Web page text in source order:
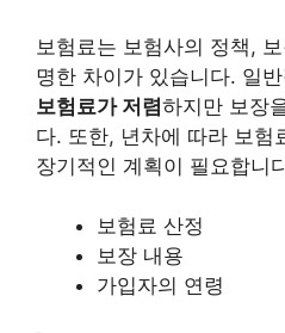
보험료는 보험사의 정책,
명한 차이가 있습니다. 일
보험료가 저렴하지만 보장
다. 또한, 년차에 따라 보험
장기적인 계획이 필요합니
보험료 산정
보장 내용
가입자의 연령